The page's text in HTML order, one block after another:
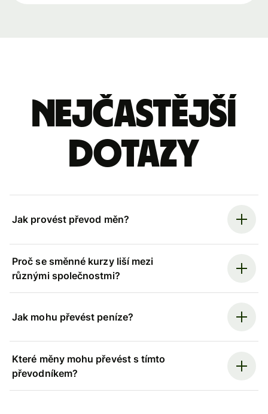
Nejčastější
dotazy
Jak provést převod měn?
Proč se směnné kurzy liší mezi
různými společnostmi?
Jak mohu převést peníze?
Které měny mohu převést s tímto
převodníkem?